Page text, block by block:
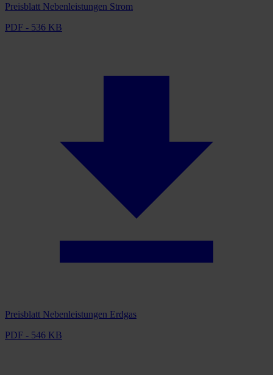
Preisblatt Nebenleistungen Strom
PDF - 536 KB
Preisblatt Nebenleistungen Erdgas
PDF - 546 KB